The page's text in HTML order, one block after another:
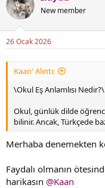
New member
26 Ocak 2026
Kaan' Alıntı:
\Okul Eş Anlamlısı Nedir?\
Okul, günlük dilde
bilinir. Ancak, Türkçede
Merhaba denemekten
Faydalı olmanın
harikasın @Kaan